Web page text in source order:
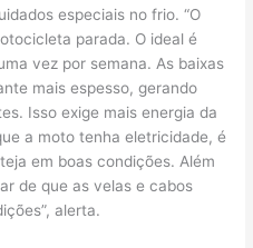
especiais no frio. “O
parada. O ideal é
vez por semana. As baixas
mais espesso, gerando
Isso exige mais energia da
a moto tenha eletricidade, é
em boas condições. Além
de que as velas e cabos
alerta.